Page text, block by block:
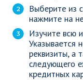
Выберите из
нажмите на
Изучите всю
Указывается
реквизиты, а
следующего
кредитных